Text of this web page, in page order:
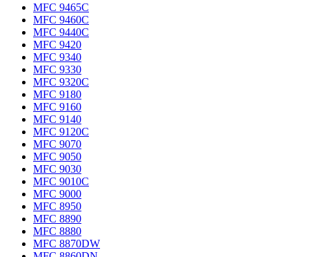
MFC 9465C
MFC 9460C
MFC 9440C
MFC 9420
MFC 9340
MFC 9330
MFC 9320C
MFC 9180
MFC 9160
MFC 9140
MFC 9120C
MFC 9070
MFC 9050
MFC 9030
MFC 9010C
MFC 9000
MFC 8950
MFC 8890
MFC 8880
MFC 8870DW